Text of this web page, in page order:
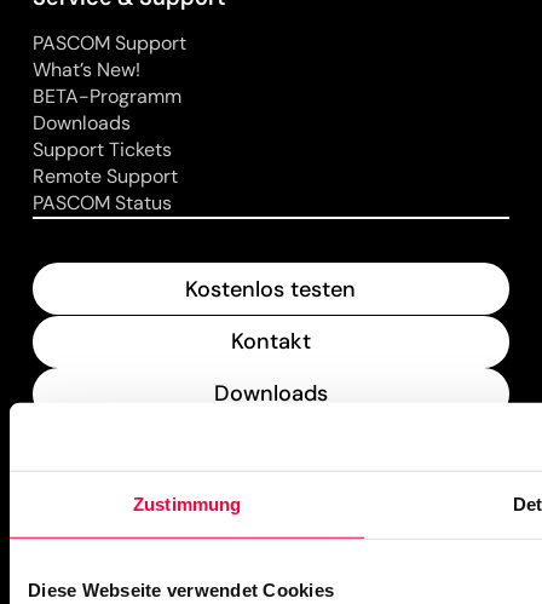
Zustimmung
Diese Webseite verwendet Cookies
PASCOM Support
What’s New!
BETA-Programm
Downloads
Support Tickets
Remote Support
PASCOM Status
Kostenlos testen
Kontakt
Downloads
PASCOM Service Monitor